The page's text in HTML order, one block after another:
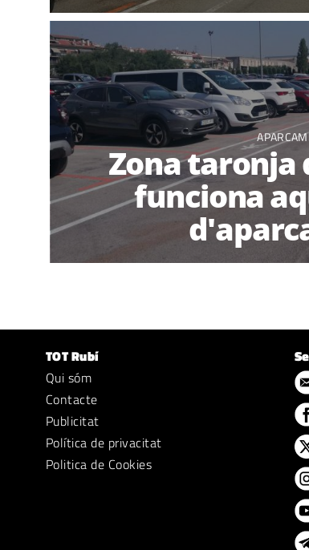
Zona taronja
funciona
TOT Rubí
Qui sóm
Contacte
Publicitat
Política de privacitat
Politica de Cookies